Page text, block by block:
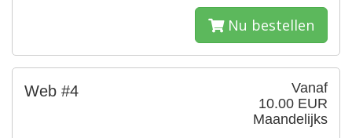
Nu bestellen
Vanaf
10.00 EUR
Maandelijks
Web #4